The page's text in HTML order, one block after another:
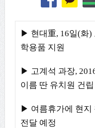
▶ 현대重, 16일(화)
학용품 지원
▶ 고계석 과장,
이름 딴 유치원 건립
▶ 여름휴가에 현지
전달 예정